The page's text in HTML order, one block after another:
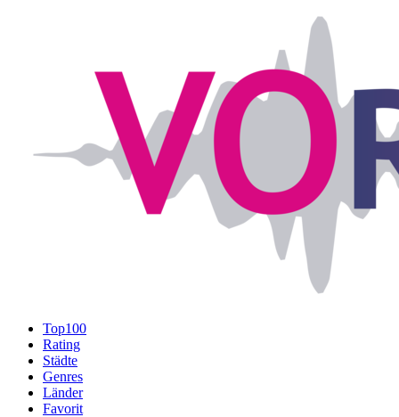
Top100
Rating
Städte
Genres
Länder
Favorit